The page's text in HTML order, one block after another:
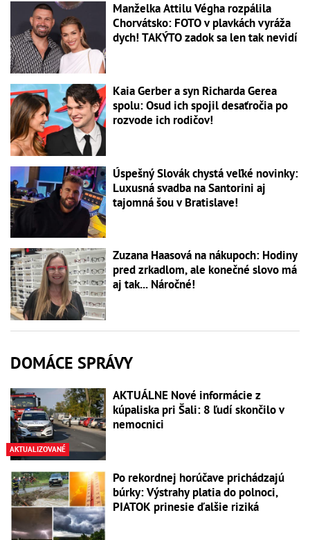
Manželka Attilu Végha rozpálila
Chorvátsko: FOTO v plavkách vyráža
dych! TAKÝTO zadok sa len tak nevidí
Kaia Gerber a syn Richarda Gerea
spolu: Osud ich spojil desaťročia po
rozvode ich rodičov!
Úspešný Slovák chystá veľké novinky:
Luxusná svadba na Santorini aj
tajomná šou v Bratislave!
Zuzana Haasová na nákupoch: Hodiny
pred zrkadlom, ale konečné slovo má
aj tak... Náročné!
DOMÁCE SPRÁVY
AKTUALIZOVANÉ
AKTUÁLNE Nové informácie z
kúpaliska pri Šali: 8 ľudí skončilo v
nemocnici
Po rekordnej horúčave prichádzajú
búrky: Výstrahy platia do polnoci,
PIATOK prinesie ďalšie riziká